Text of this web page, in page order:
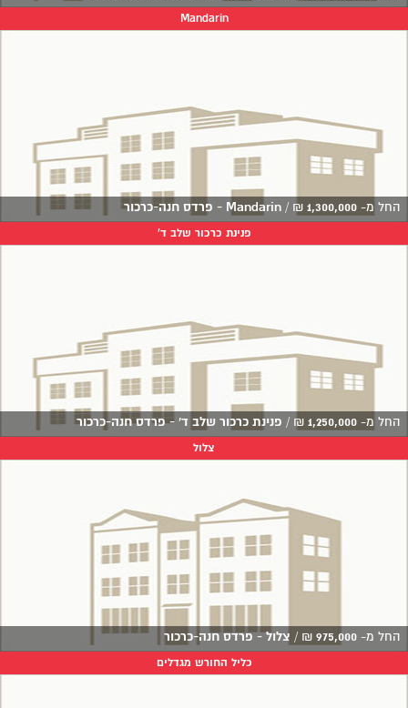
Mandarin
החל מ- 1,300,000
₪
/ Mandarin - פרדס חנה-כרכור
פנינת כרכור שלב ד'
החל מ- 1,250,000
₪
/ פנינת כרכור שלב ד' - פרדס חנה-כרכור
צלול
החל מ- 975,000
₪
/ צלול - פרדס חנה-כרכור
כליל החורש מגדלים